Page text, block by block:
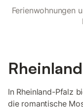
Ferienwohnungen
In Rheinland-Pfalz
die romantische